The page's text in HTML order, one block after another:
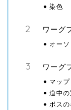
染色
ワーグ
オー
ワーグ
マップ
道中
ボス